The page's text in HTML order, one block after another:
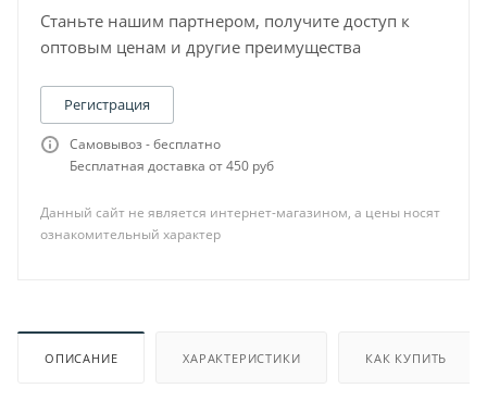
Станьте нашим партнером, получите доступ к
оптовым ценам и другие преимущества
Регистрация
Самовывоз - бесплатно
Бесплатная доставка от 450 руб
Данный сайт не является интернет-магазином, а цены носят
ознакомительный характер
ОПИСАНИЕ ХАРАКТЕРИСТИКИ КАК КУПИТЬ